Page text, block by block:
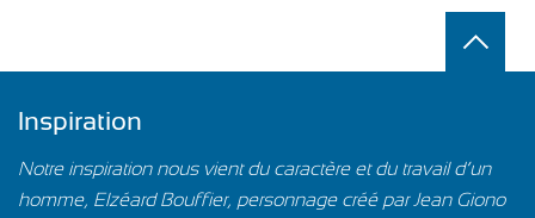
Inspiration
Notre inspiration nous vient du caractère et du travail d’un
homme, Elzéard Bouffier, personnage créé par Jean Giono